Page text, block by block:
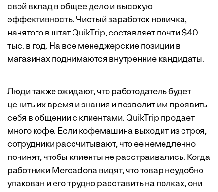
свой вклад в общее дело и высокую
эффективность. Чистый заработок новичка,
нанятого в штат QuikTrip, составляет почти $40
тыс. в год. На все менеджерские позиции в
магазинах поднимаются внутренние кандидаты.
Люди также ожидают, что работодатель будет
ценить их время и знания и позволит им проявить
себя в общении с клиентами. QuikTrip продает
много кофе. Если кофемашина выходит из строя,
сотрудники рассчитывают, что ее немедленно
починят, чтобы клиенты не расстраивались. Когда
работники Mercadona видят, что товар неудобно
упакован и его трудно расставить на полках, они